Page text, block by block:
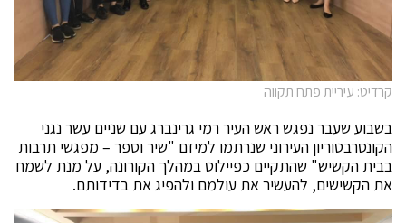
קרדיט: עיריית פתח תקווה
בשבוע שעבר נפגש ראש העיר רמי גרינברג עם שניים עשר נגני
הקונסרבטוריון העירוני שנרתמו למיזם "שיר וספר – מפגשי תרבות
בבית הקשיש" שהתקיים כפיילוט במהלך הקורונה, על מנת לשמח
את הקשישים, להעשיר את עולמם ולהפיג את בדידותם.